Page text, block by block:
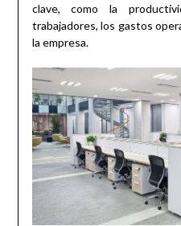
clave, como la
trabajadores, los gastos
la empresa.